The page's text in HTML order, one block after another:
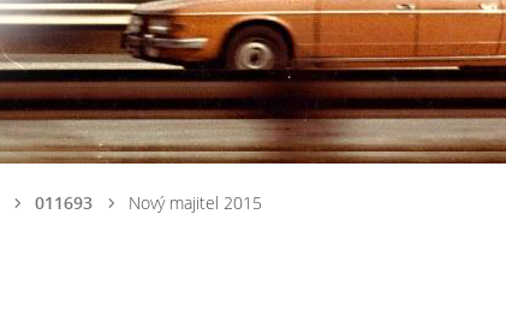
011693 Nový majitel 2015